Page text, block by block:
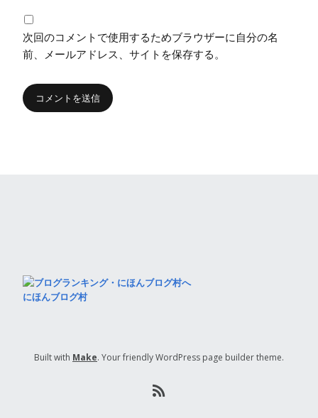
次回のコメントで使用するためブラウザーに自分の名
前、メールアドレス、サイトを保存する。
にほんブログ村
Built with Make. Your friendly WordPress page builder theme.